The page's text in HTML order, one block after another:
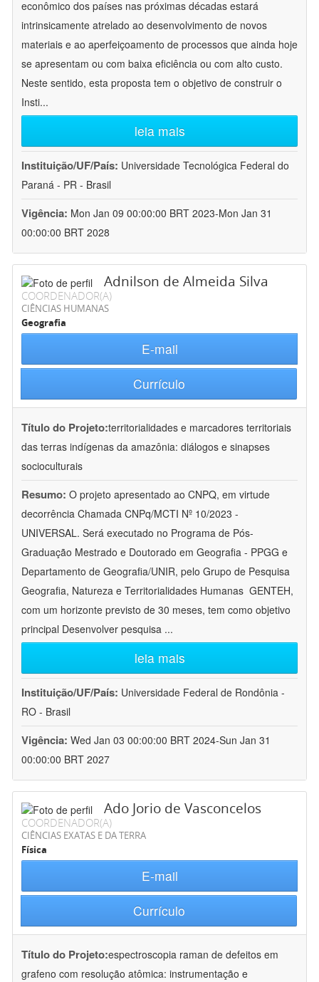
econômico dos países nas próximas décadas estará
intrinsicamente atrelado ao desenvolvimento de novos
materiais e ao aperfeiçoamento de processos que ainda hoje
se apresentam ou com baixa eficiência ou com alto custo.
Neste sentido, esta proposta tem o objetivo de construir o
Insti...
leia mais
Instituição/UF/País: Universidade Tecnológica Federal do
Paraná - PR - Brasil
Vigência: Mon Jan 09 00:00:00 BRT 2023-Mon Jan 31
00:00:00 BRT 2028
Adnilson de Almeida Silva
COORDENADOR(A)
CIÊNCIAS HUMANAS
Geografia
E-mail
Currículo
Título do Projeto:territorialidades e marcadores territoriais
das terras indígenas da amazônia: diálogos e sinapses
socioculturais
Resumo: O projeto apresentado ao CNPQ, em virtude
decorrência Chamada CNPq/MCTI Nº 10/2023 -
UNIVERSAL. Será executado no Programa de Pós-
Graduação Mestrado e Doutorado em Geografia - PPGG e
Departamento de Geografia/UNIR, pelo Grupo de Pesquisa
Geografia, Natureza e Territorialidades Humanas  GENTEH,
com um horizonte previsto de 30 meses, tem como objetivo
principal Desenvolver pesquisa ...
leia mais
Instituição/UF/País: Universidade Federal de Rondônia -
RO - Brasil
Vigência: Wed Jan 03 00:00:00 BRT 2024-Sun Jan 31
00:00:00 BRT 2027
Ado Jorio de Vasconcelos
COORDENADOR(A)
CIÊNCIAS EXATAS E DA TERRA
Física
E-mail
Currículo
Título do Projeto:espectroscopia raman de defeitos em
grafeno com resolução atômica: instrumentação e